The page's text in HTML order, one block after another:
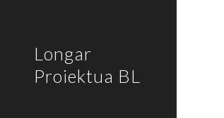
Longar
Proiektua BL